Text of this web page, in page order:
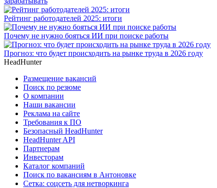
Рейтинг работодателей 2025: итоги
Почему не нужно бояться ИИ при поиске работы
Прогноз: что будет происходить на рынке труда в 2026 году
HeadHunter
Размещение вакансий
Поиск по резюме
О компании
Наши вакансии
Реклама на сайте
Требования к ПО
Безопасный HeadHunter
HeadHunter API
Партнерам
Инвесторам
Каталог компаний
Поиск по вакансиям в Антоновке
Сетка: соцсеть для нетворкинга